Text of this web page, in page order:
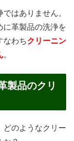
はありません。
に革製品の洗浄を
なわちクリーニン
。
製品のクリ
どのようなクリー